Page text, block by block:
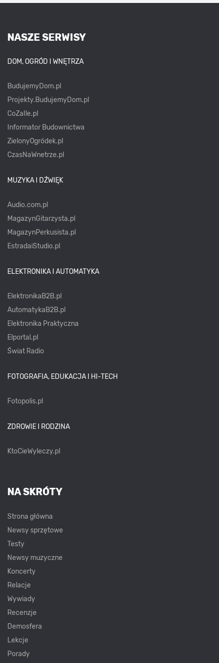
NASZE SERWISY
DOM, OGRÓD I WNĘTRZA
BudujemyDom.pl
Projekty.BudujemyDom.pl
CoZaIle.pl
Informator Budownictwa
ZielonyOgródek.pl
CzasNaWnetrze.pl
MUZYKA I DŹWIĘK
Audio.com.pl
MagazynGitarzysta.pl
MagazynPerkusista.pl
EstradaiStudio.pl
ELEKTRONIKA I AUTOMATYKA
ElektronikaB2B.pl
AutomatykaB2B.pl
Elektronika Praktyczna
Elportal.pl
Świat Radio
FOTOGRAFIA, EDUKACJA I HI-TECH
Fotopolis.pl
ZDROWIE I RODZINA
KtoCieWyleczy.pl
NA SKRÓTY
Strona główna
Newsy sprzętowe
Testy
Newsy muzyczne
Koncerty
Relacje
Wywiady
Recenzje
Demosfera
Lekcje
Porady